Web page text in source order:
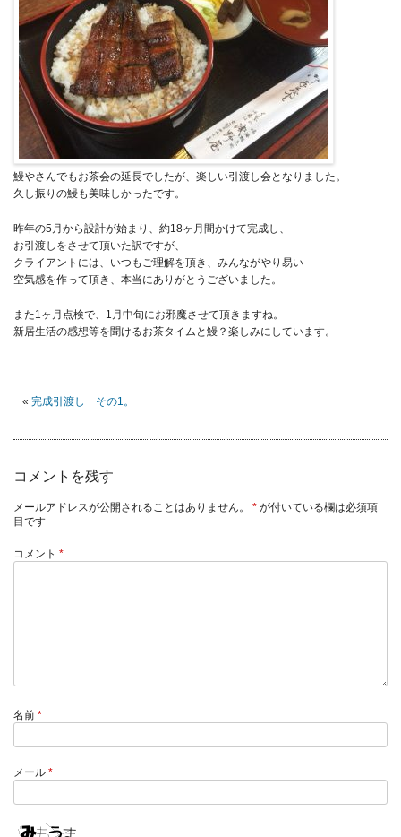
鰻やさんでもお茶会の延長でしたが、楽しい引渡し会となりました。
久し振りの鰻も美味しかったです。
昨年の5月から設計が始まり、約18ヶ月間かけて完成し、
お引渡しをさせて頂いた訳ですが、
クライアントには、いつもご理解を頂き、みんながやり易い
空気感を作って頂き、本当にありがとうございました。
また1ヶ月点検で、1月中旬にお邪魔させて頂きますね。
新居生活の感想等を聞けるお茶タイムと鰻？楽しみにしています。
« 完成引渡し その1。
コメントを残す
メールアドレスが公開されることはありません。 * が付いている欄は必須項
目です
コメント *
名前 *
メール *